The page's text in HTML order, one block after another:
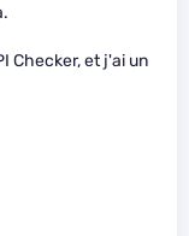
Checker, et j'ai un